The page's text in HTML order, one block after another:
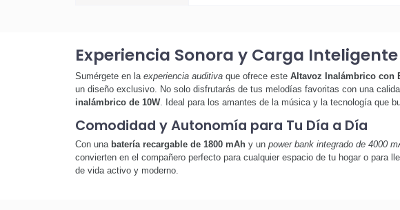
Experiencia Sonora y Carga Inteligente
Sumérgete en la experiencia auditivaque ofrece este Altavoz Inalámbrico con
un diseño exclusivo. No solo disfrutarás de tus melodías favoritas con una
inalámbrico de 10W. Ideal para los amantes de la música y la tecnología que
Comodidad y Autonomía para Tu Día a Día
Con una batería recargable de 1800 mAhy un power bank integrado de 4000
convierten en el compañero perfecto para cualquier espacio de tu hogar o para
de vida activo y moderno.